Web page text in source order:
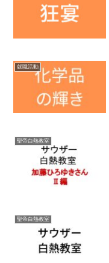
就職活動
聖帝白熱教室
聖帝白熱教室